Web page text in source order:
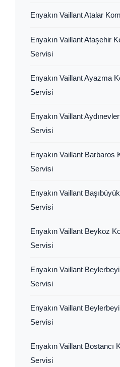
Enyakın Vaillant Atalar
Enyakın Vaillant Ataşehir
Servisi
Enyakın Vaillant Ayazma
Servisi
Enyakın Vaillant
Servisi
Enyakın Vaillant Barbaros
Servisi
Enyakın Vaillant
Servisi
Enyakın Vaillant Beykoz
Servisi
Enyakın Vaillant
Servisi
Enyakın Vaillant
Servisi
Enyakın Vaillant Bostancı
Servisi